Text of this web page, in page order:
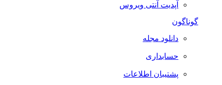
آپدیت آنتی ویروس
گوناگون
دانلود مجله
حسابداری
پشتیبان اطلاعات